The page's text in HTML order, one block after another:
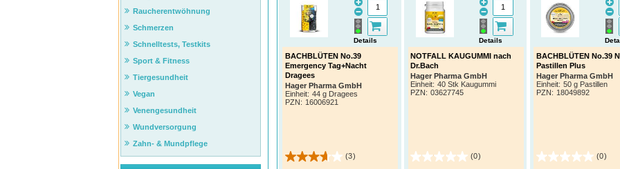
BACHBLÜTEN No.39
Emergency Tag+Nacht
Dragees
Hager Pharma GmbH
Einheit: 44 g Dragees
PZN: 16006921
Details
(3)
NOTFALL KAUGUMMI nach
Dr.Bach
Hager Pharma GmbH
Einheit: 40 Stk Kaugummi
PZN: 03627745
Details
(0)
BACHBLÜTEN No.39
Pastillen Plus
Hager Pharma GmbH
Einheit: 50 g Pastillen
PZN: 18049892
(0)
Raucherentwöhnung
Schmerzen
Schnelltests, Testkits
Sport & Fitness
Tiergesundheit
Vegan
Venengesundheit
Wundversorgung
Zahn- & Mundpflege